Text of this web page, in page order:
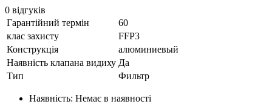
0 відгуків
Гарантійний термін
60
клас захисту
FFP3
Конструкція
алюминиевый
Наявність клапана видиху Да
Тип
Фильтр
Наявність: Немає в наявності